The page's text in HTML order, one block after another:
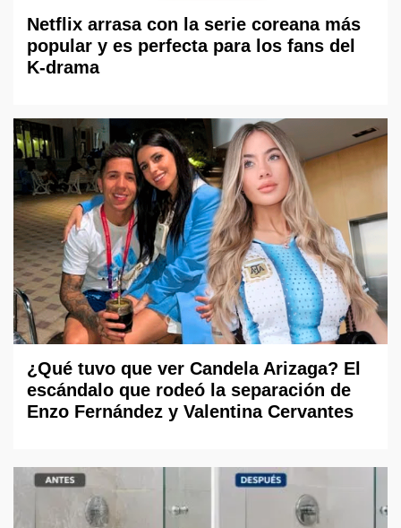
Netflix arrasa con la serie coreana más
popular y es perfecta para los fans del
K-drama
¿Qué tuvo que ver Candela Arizaga? El
escándalo que rodeó la separación de
Enzo Fernández y Valentina Cervantes